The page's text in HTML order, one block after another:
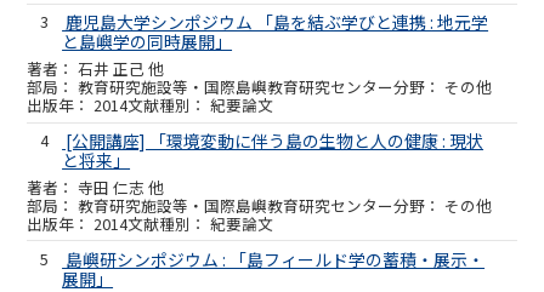
3
鹿児島大学シンポジウム 「島を結ぶ学びと連携 : 地元学
と島嶼学の同時展開」
石井 正己 他
教育研究施設等・国際島嶼教育研究センター その他
2014
紀要論文
4
[公開講座] 「環境変動に伴う島の生物と人の健康 : 現状
と将来」
寺田 仁志 他
教育研究施設等・国際島嶼教育研究センター その他
2014
紀要論文
5
島嶼研シンポジウム : 「島フィールド学の蓄積・展示・
展開」